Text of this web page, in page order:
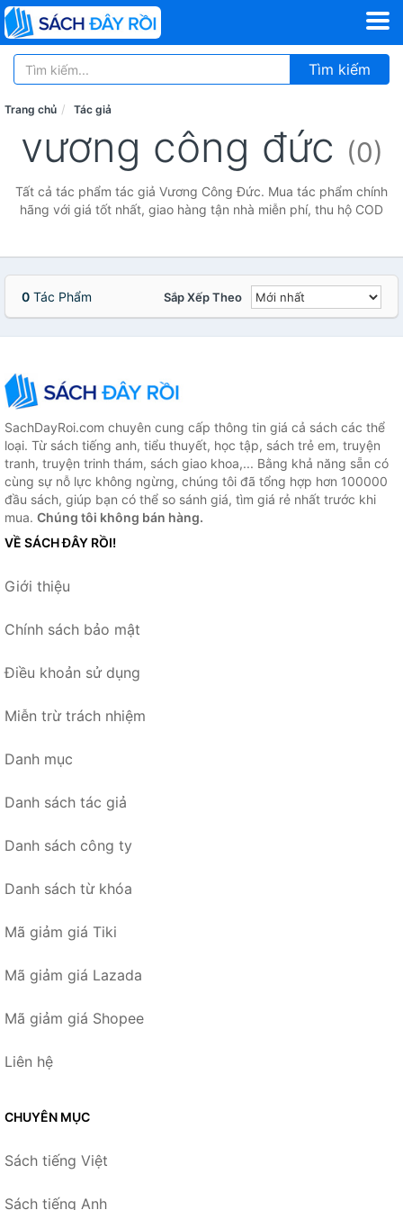
Tìm kiếm
Trang chủ Tác giả
vương công đức (0)
Tất cả tác phẩm tác giả Vương Công Đức. Mua tác phẩm chính
hãng với giá tốt nhất, giao hàng tận nhà miễn phí, thu hộ COD
0 Tác Phẩm Sắp Xếp Theo
SachDayRoi.com chuyên cung cấp thông tin giá cả sách các thể
loại. Từ sách tiếng anh, tiểu thuyết, học tập, sách trẻ em, truyện
tranh, truyện trinh thám, sách giao khoa,... Bằng khả năng sẵn có
cùng sự nỗ lực không ngừng, chúng tôi đã tổng hợp hơn 100000
đầu sách, giúp bạn có thể so sánh giá, tìm giá rẻ nhất trước khi
mua. Chúng tôi không bán hàng.
VỀ SÁCH ĐÂY RỒI!
Giới thiệu
Chính sách bảo mật
Điều khoản sử dụng
Miễn trừ trách nhiệm
Danh mục
Danh sách tác giả
Danh sách công ty
Danh sách từ khóa
Mã giảm giá Tiki
Mã giảm giá Lazada
Mã giảm giá Shopee
Liên hệ
CHUYÊN MỤC
Sách tiếng Việt
Sách tiếng Anh